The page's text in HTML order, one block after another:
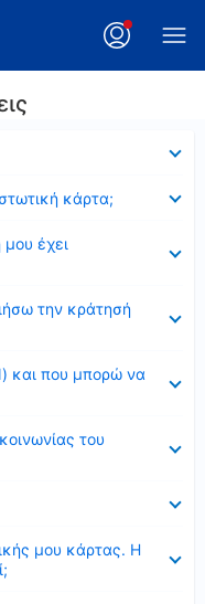
κάρτα;
έχει
την κράτησή
και που μπορώ να
του
μου κάρτας. Η